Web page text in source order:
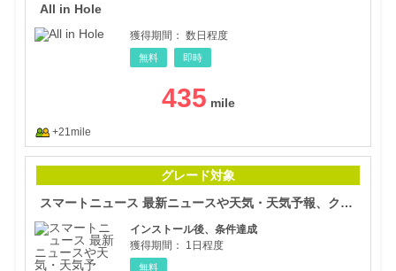
All in Hole
獲得期間： 数日程度
無料 即時
435
+21mile
グレード対象
スマートニュース 最新ニュースや天気・天気予報、クーポンも
インストール後、条件達成
獲得期間：
1日程度
無料